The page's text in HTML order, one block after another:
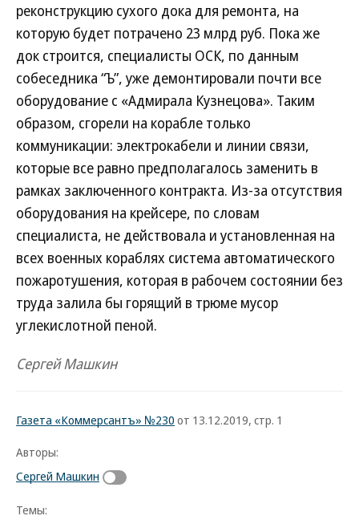
реконструкцию сухого дока для ремонта, на
которую будет потрачено 23 млрд руб. Пока же
док строится, специалисты ОСК, по данным
собеседника “Ъ”, уже демонтировали почти все
оборудование с «Адмирала Кузнецова». Таким
образом, сгорели на корабле только
коммуникации: электрокабели и линии связи,
которые все равно предполагалось заменить в
рамках заключенного контракта. Из-за отсутствия
оборудования на крейсере, по словам
специалиста, не действовала и установленная на
всех военных кораблях система автоматического
пожаротушения, которая в рабочем состоянии без
труда залила бы горящий в трюме мусор
углекислотной пеной.
Сергей Машкин
Газета «Коммерсантъ» №230 от 13.12.2019, стр. 1
Авторы:
Сергей Машкин
Темы: